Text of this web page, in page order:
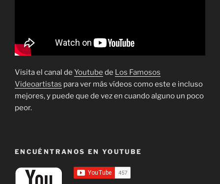
Visita el canal de Youtube de Los Famosos
Videoartistas para ver más vídeos como este e incluso
mejores, y puede que de vez en cuando alguno un poco
peor.
ENCUÉNTRANOS EN YOUTUBE